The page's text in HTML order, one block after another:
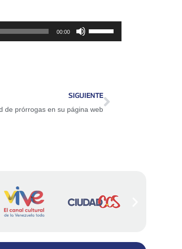
00:00
Utiliza
las
arriba/abajo
para
SIGUIENTE
de prórrogas en su página web